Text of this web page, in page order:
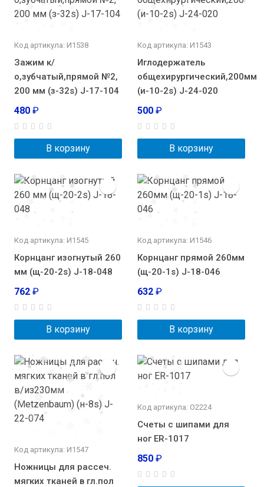
Код артикула: И1538
Зажим к/
о,зубчатый,прямой №2,
200 мм (з-32s) J-17-104
480 ₽
В корзину
Код артикула: И1543
Иглодержатель
общехирургический,200мм
(и-10-2s) J-24-020
500 ₽
В корзину
Код артикула: И1545
Корнцанг изогнутый 260
мм (щ-20-2s) J-18-048
762 ₽
В корзину
Код артикула: И1546
Корнцанг прямой 260мм
(щ-20-1s) J-18-046
632 ₽
В корзину
Код артикула: И1547
Ножницы для рассеч.
мягких тканей в гл.пол
Код артикула: О2224
Счеты с шипами для
ног ER-1017
850 ₽